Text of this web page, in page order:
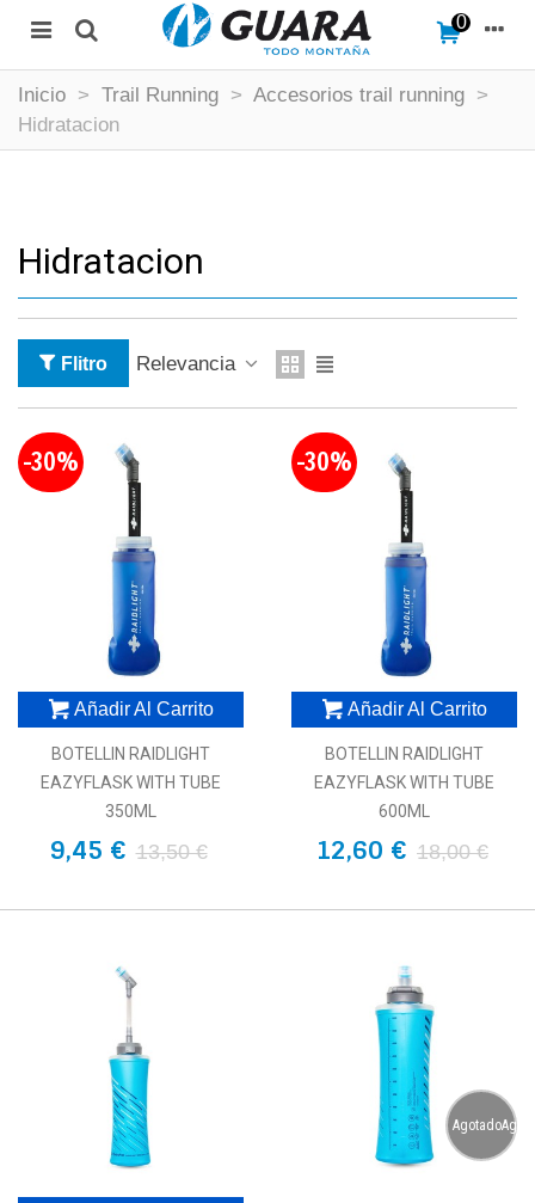
0
Inicio > Trail Running > Accesorios trail running >
Hidratacion
Hidratacion
Flitro Relevancia
-30%
Añadir Al Carrito
BOTELLIN RAIDLIGHT
EAZYFLASK WITH TUBE
350ML
9,45 € 13,50 €
-30%
Añadir Al Carrito
BOTELLIN RAIDLIGHT
EAZYFLASK WITH TUBE
600ML
12,60 € 18,00 €